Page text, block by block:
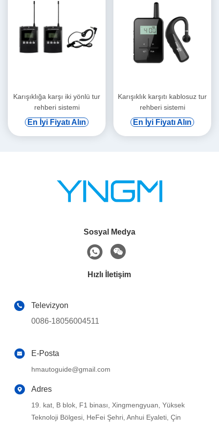
Karışıklığa karşı iki yönlü tur
rehberi sistemi
En İyi Fiyatı Alın
Karışıklık karşıtı kablosuz tur
rehberi sistemi
En İyi Fiyatı Alın
Sosyal Medya
Hızlı İletişim
Televizyon
0086-18056004511
E-Posta
hmautoguide@gmail.com
Adres
19. kat, B blok, F1 binası, Xingmengyuan, Yüksek
Teknoloji Bölgesi, HeFei Şehri, Anhui Eyaleti, Çin